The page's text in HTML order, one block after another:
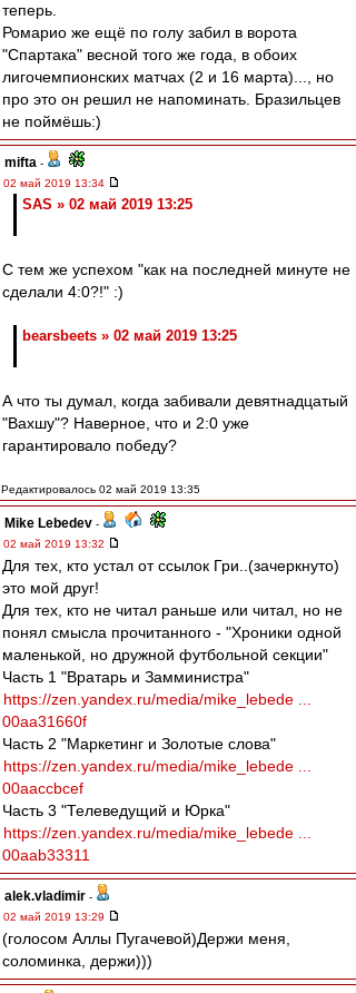
теперь.
Ромарио же ещё по голу забил в ворота
"Спартака" весной того же года, в обоих
лигочемпионских матчах (2 и 16 марта)..., но
про это он решил не напоминать. Бразильцев
не поймёшь:)
mifta -
02 май 2019 13:34
SAS » 02 май 2019 13:25
С тем же успехом "как на последней минуте не
сделали 4:0?!" :)
bearsbeets » 02 май 2019 13:25
А что ты думал, когда забивали девятнадцатый
"Вахшу"? Наверное, что и 2:0 уже
гарантировало победу?
Редактировалось 02 май 2019 13:35
Mike Lebedev -
02 май 2019 13:32
Для тех, кто устал от ссылок Гри..(зачеркнуто)
это мой друг!
Для тех, кто не читал раньше или читал, но не
понял смысла прочитанного - "Хроники одной
маленькой, но дружной футбольной секции"
Часть 1 "Вратарь и Замминистра"
https://zen.yandex.ru/media/mike_lebede ...
00aa31660f
Часть 2 "Маркетинг и Золотые слова"
https://zen.yandex.ru/media/mike_lebede ...
00aaccbcef
Часть 3 "Телеведущий и Юрка"
https://zen.yandex.ru/media/mike_lebede ...
00aab33311
alek.vladimir -
02 май 2019 13:29
(голосом Аллы Пугачевой)Держи меня,
соломинка, держи)))